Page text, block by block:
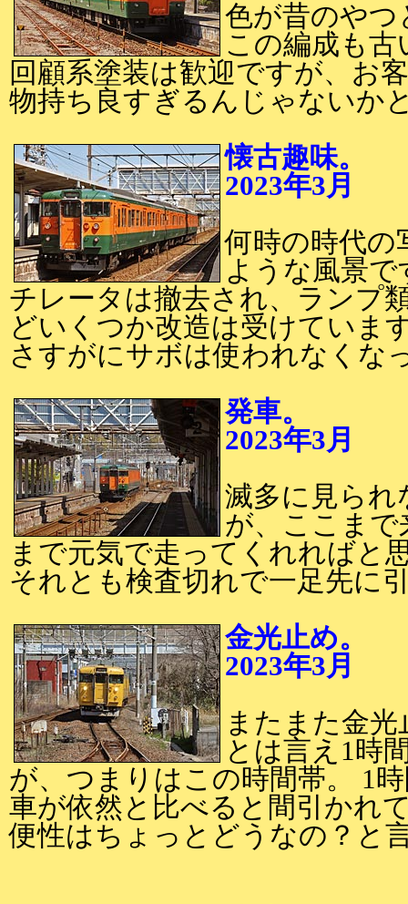
色が昔のや
この編成も古
回顧系塗装は歓迎ですが、お
物持ち良すぎるんじゃないか
懐古趣味。
2023年3月
何時の時代の
ような風景
チレータは撤去され、ランプ
どいくつか改造は受けていま
さすがにサボは使われなくな
発車。
2023年3月
滅多に見られ
が、ここまで
まで元気で走ってくれればと
それとも検査切れで一足先に
金光止め。
2023年3月
またまた金
とは言え1時
が、つまりはこの時間帯。 1
車が依然と比べると間引かれ
便性はちょっとどうなの？と